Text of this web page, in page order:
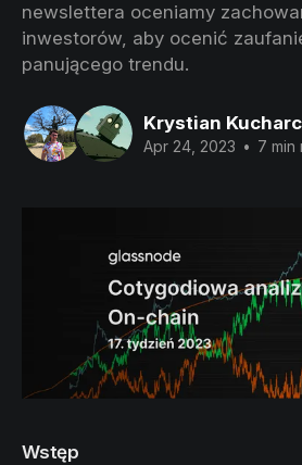
newslettera oceniamy
inwestorów, aby ocenić
panującego trendu.
Krystian
Apr 24, 2023 • 7 min
Wstęp